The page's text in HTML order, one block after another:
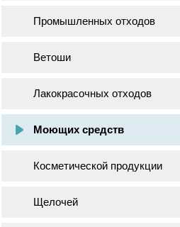
Промышленных отходов
Ветоши
Лакокрасочных отходов
Моющих средств
Косметической продукции
Щелочей